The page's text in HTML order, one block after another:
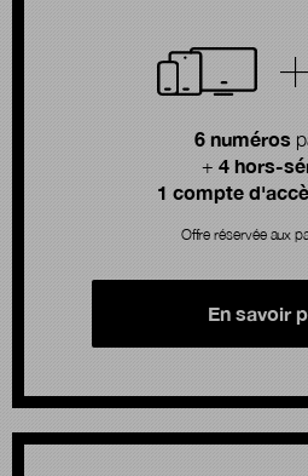
6 numéros
+ 4 hors-
1 compte
Offre réservée aux
En savoir